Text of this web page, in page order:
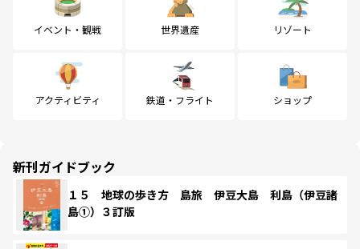
イベント・観戦 世界遺産 リゾート
アクティビティ 鉄道・フライト ショップ
新刊ガイドブック
１５ 地球の歩き方 島旅 伊豆大島 利島（伊豆諸
島①）３訂版